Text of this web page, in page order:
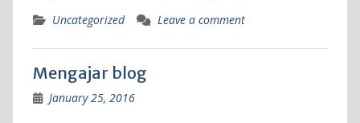
Uncategorized Leave a comment
Mengajar blog
January 25, 2016